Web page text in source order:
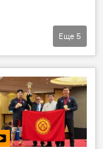
Еще 5